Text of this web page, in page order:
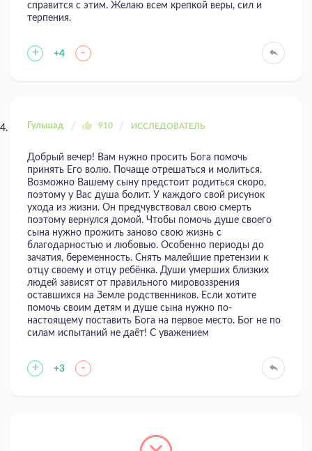
справится с этим. Желаю всем крепкой веры, сил и
терпения.
+ +4 -
Гульшад 910 ИССЛЕДОВАТЕЛЬ
Добрый вечер! Вам нужно просить Бога помочь
принять Его волю. Почаще отрешаться и молиться.
Возможно Вашему сыну предстоит родиться скоро,
поэтому у Вас душа болит. У каждого свой рисунок
ухода из жизни. Он предчувствовал свою смерть
поэтому вернулся домой. Чтобы помочь душе своего
сына нужно прожить заново свою жизнь с
благодарностью и любовью. Особенно периоды до
зачатия, беременность. Снять малейшие претензии к
отцу своему и отцу ребёнка. Души умерших близких
людей зависят от правильного мировоззрения
оставшихся на Земле родственников. Если хотите
помочь своим детям и душе сына нужно по-
настоящему поставить Бога на первое место. Бог не по
силам испытаний не даёт! С уважением
+ +3 -